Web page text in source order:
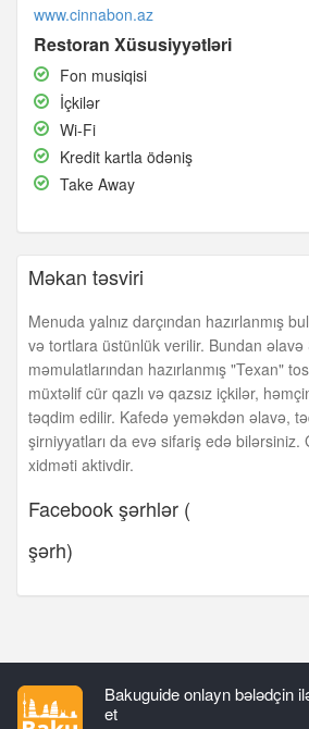
www.cinnabon.az
Restoran Xüsusiyyətləri
Fon
musiqisi
Fon musiqisi
İçkilər
İçkilər
Wi-
Fi
Wi-Fi
Kredit
kartla
Kredit kartla ödəniş
Take
Take Away
Məkan təsviri
Menuda yalnız darçından hazırlanmış
və tortlara üstünlük verilir. Bundan əlavə
məmulatlarından hazırlanmış "Texan"
müxtəlif cür qazlı və qazsız içkilər,
təqdim edilir. Kafedə yeməkdən əlavə,
şirniyyatları da evə sifariş edə bilərsiniz.
xidməti aktivdir.
Facebook şərhlər (
şərh)
Bakuguide onlayn bələdçin
et